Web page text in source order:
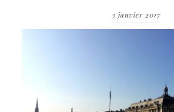
3 janvier 2017